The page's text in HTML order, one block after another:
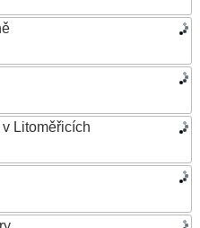
Litoměřicích